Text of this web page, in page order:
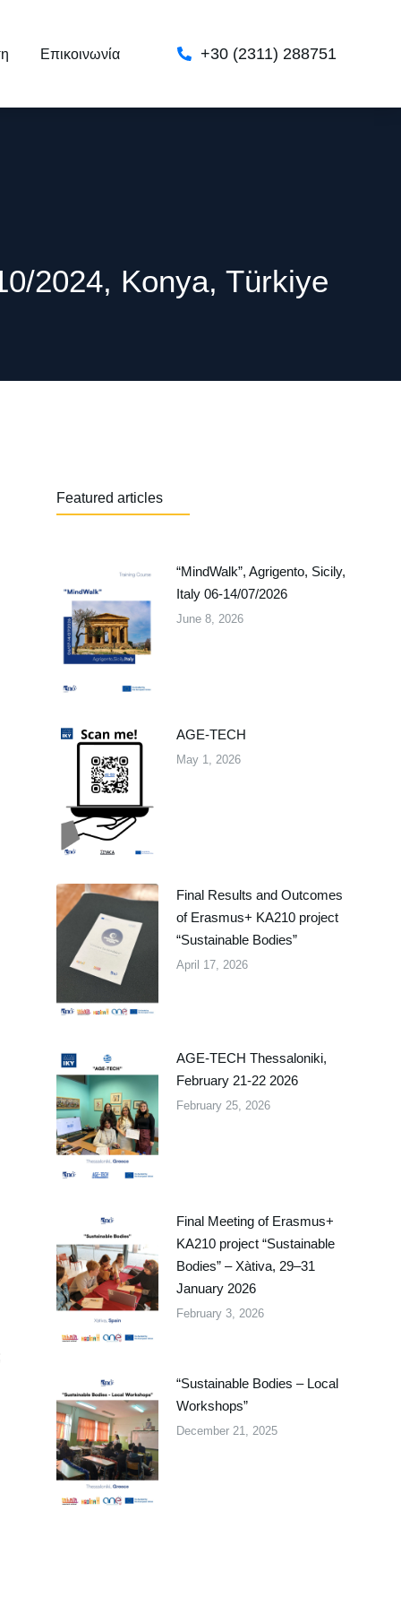
Επικοινωνία +30 (2311) 288751
2024, Konya, Türkiye
Featured articles
“MindWalk”, Agrigento, Sicily,
Italy 06-14/07/2026
June 8, 2026
AGE-TECH
May 1, 2026
Final Results and Outcomes
of Erasmus+ KA210 project
“Sustainable Bodies”
April 17, 2026
AGE-TECH Thessaloniki,
February 21-22 2026
February 25, 2026
Final Meeting of Erasmus+
KA210 project “Sustainable
Bodies” – Xàtiva, 29–31
January 2026
February 3, 2026
“Sustainable Bodies – Local
Workshops”
December 21, 2025